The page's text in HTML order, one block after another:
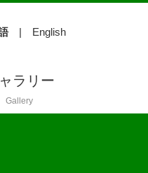
| English
ラリー
Gallery